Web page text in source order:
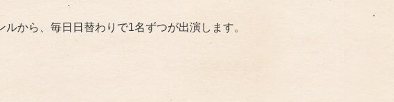
から、毎日日替わりで1名ずつが出演します。